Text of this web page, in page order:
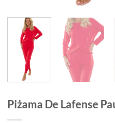
Piżama De Lafense